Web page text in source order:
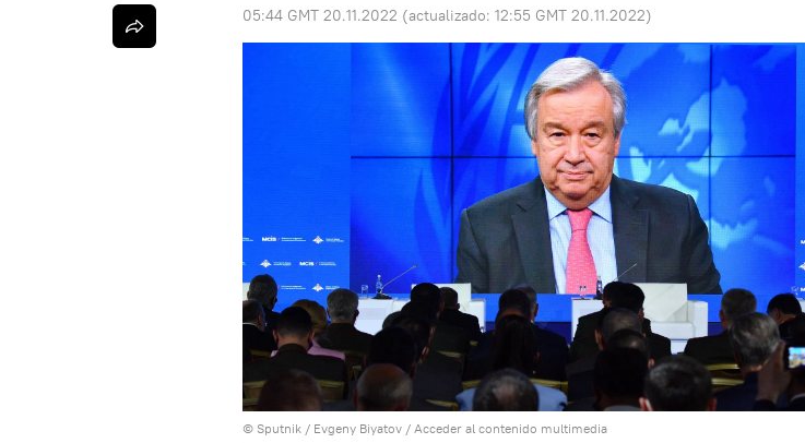
05:44 GMT 20.11.2022 (actualizado: 12:55 GMT 20.11.2022)
© Sputnik / Evgeny Biyatov / Acceder al contenido multimedia